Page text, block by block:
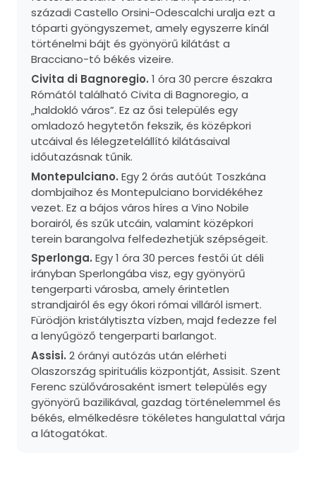
századi Castello Orsini-Odescalchi uralja ezt a
tóparti gyöngyszemet, amely egyszerre kínál
történelmi bájt és gyönyörű kilátást a
Bracciano-tó békés vizeire.
Civita di Bagnoregio. 1 óra 30 percre északra
Rómától található Civita di Bagnoregio, a
„haldokló város”. Ez az ősi település egy
omladozó hegytetőn fekszik, és középkori
utcáival és lélegzetelállító kilátásaival
időutazásnak tűnik.
Montepulciano. Egy 2 órás autóút Toszkána
dombjaihoz és Montepulciano borvidékéhez
vezet. Ez a bájos város híres a Vino Nobile
borairól, és szűk utcáin, valamint középkori
terein barangolva felfedezhetjük szépségeit.
Sperlonga. Egy 1 óra 30 perces festői út déli
irányban Sperlongába visz, egy gyönyörű
tengerparti városba, amely érintetlen
strandjairól és egy ókori római villáról ismert.
Fürödjön kristálytiszta vízben, majd fedezze fel
a lenyűgöző tengerparti barlangot.
Assisi. 2 órányi autózás után elérheti
Olaszország spirituális központját, Assisit. Szent
Ferenc szülővárosaként ismert település egy
gyönyörű bazilikával, gazdag történelemmel és
békés, elmélkedésre tökéletes hangulattal várja
a látogatókat.